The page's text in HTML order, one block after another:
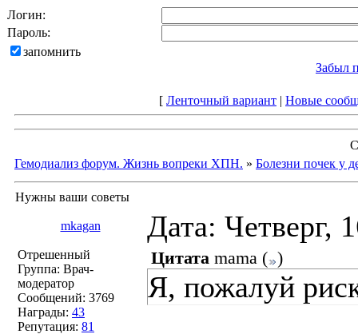
Логин:
Пароль:
запомнить
Забыл
[ Ленточный вариант | Новые
Гемодиализ форум. Жизнь вопреки ХПН. » Болезни почек у
Нужны ваши советы
mkagan Дата: Четверг,
Отрешенный
Группа: Врач-
модератор
Сообщений: 3769
Награды: 43
Репутация: 81
Цитата mama ( )
Я, пожалуй